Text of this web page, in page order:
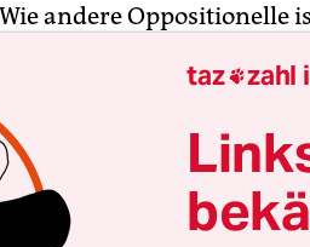
andere Oppositionelle
zurückgekehrt. Lange
war ihnen, dass
Tunesien flüchten
Mangel an
taz zahl